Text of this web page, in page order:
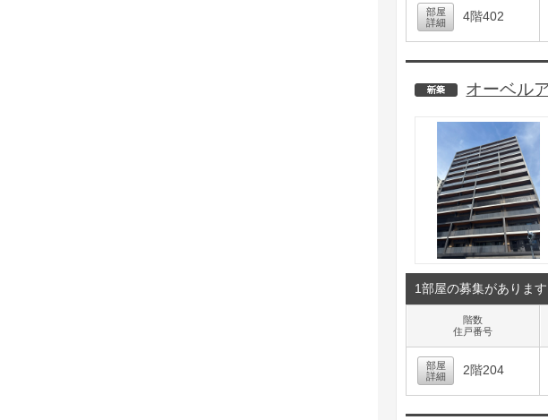
部屋
詳細
4階402
新築
オーベル
1部屋の募集があります
階数
住戸番号
部屋
詳細
2階204